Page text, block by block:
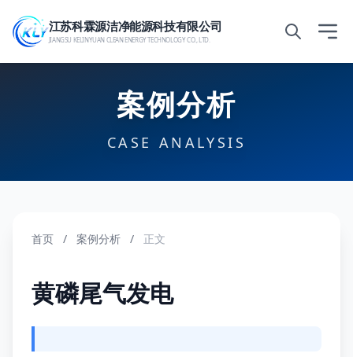
江苏科霖源洁净能源科技有限公司
JIANGSU KELINYUAN CLEAN ENERGY TECHNOLOGY CO., LTD.
案例分析
CASE ANALYSIS
首页 / 案例分析 / 正文
黄磷尾气发电